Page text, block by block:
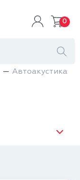
0
Автоакустика